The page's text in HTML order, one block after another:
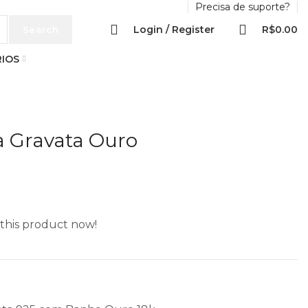
Precisa de suporte?
Login / Register R$0.00
Gravata Ouro
product now!